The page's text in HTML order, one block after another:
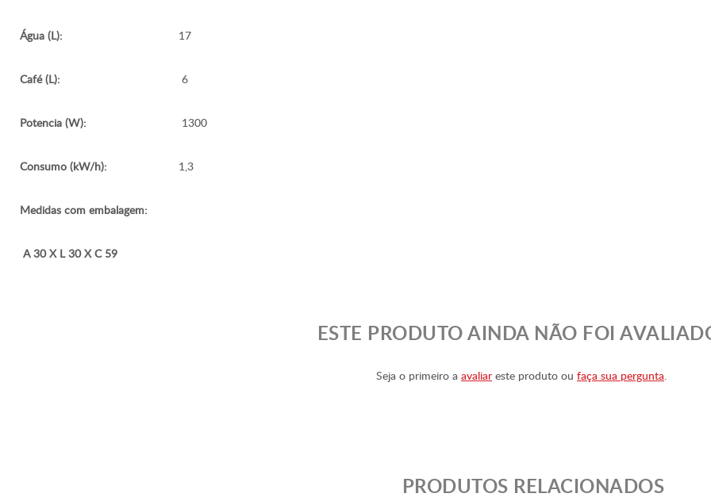
Água (L): 17
Café (L): 6
Potencia (W): 1300
Consumo (kW/h): 1,3
Medidas com embalagem:
A 30 X L 30 X C 59
ESTE PRODUTO AINDA NÃO FOI
Seja o primeiro a avaliar este produto ou faça sua pergunta.
PRODUTOS RELACIONADOS